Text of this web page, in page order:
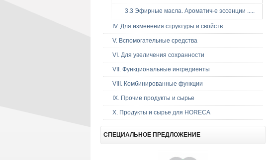
3.3 Эфирные масла. Ароматич-е эссенции .....
IV. Для изменения структуры и свойств
V. Вспомогательные средства
VI. Для увеличения сохранности
VII. Функциональные ингредиенты
VIII. Комбинированные функции
IX. Прочие продукты и сырье
Х. Продукты и сырье для HORECA
СПЕЦИАЛЬНОЕ ПРЕДЛОЖЕНИЕ